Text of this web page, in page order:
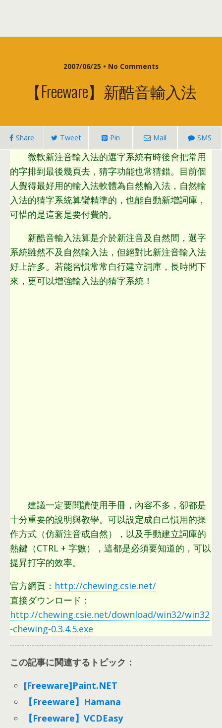
2007/06/25 • No Comments
【Freeware】新酷音輸入法
Share Tweet Pin Mail SMS
微軟新注音輸入法的選字系統有時後會把常用
的字排到最後幾頁去 ， 猜字功能也常猜錯。 目前個
人覺得最好用的輸入法軟體為自然輸入法 ， 自然輸
入法的猜字系統算蠻精準的 ， 也能自動新增詞庫 ，
可惜的是這套是要付費的。
新酷音輸入法算是介於新注音及自然間 ， 選字
系統雖然不及自然輸入法 ， 但絕對比新注音輸入法
好上許多。 若能習慣常常自行建立詞庫 ， 長時間下
來 ， 更可以增強輸入法的猜字系統！
建議一定要閱讀使用手冊 ， 內容不多 ， 卻都是
十分重要的說明與教學。 可以設定成自己慣用的操
作方式（仿新注音或自然）
， 以及手動建立詞庫的
熱鍵（CTRL + 字數） ， 這都是必須要知道的 ， 可以
提昇打字的效率。
官方網頁 ： http://chewing.csie.net/
直接ダウンロード：
http://chewing.csie.net/download/win32/win32
-chewing-0.3.4.5.exe
この記事に関連するトピック：
[Freeware]Paint.NET
【Freeware】Hamana
【Freeware】VCDEasy